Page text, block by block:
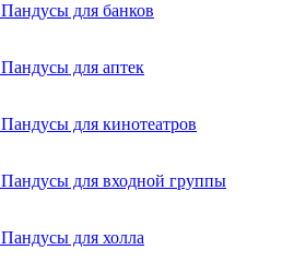
Пандусы для банков
Пандусы для аптек
Пандусы для кинотеатров
Пандусы для входной группы
Пандусы для холла